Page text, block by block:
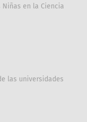
en la Ciencia
las universidades